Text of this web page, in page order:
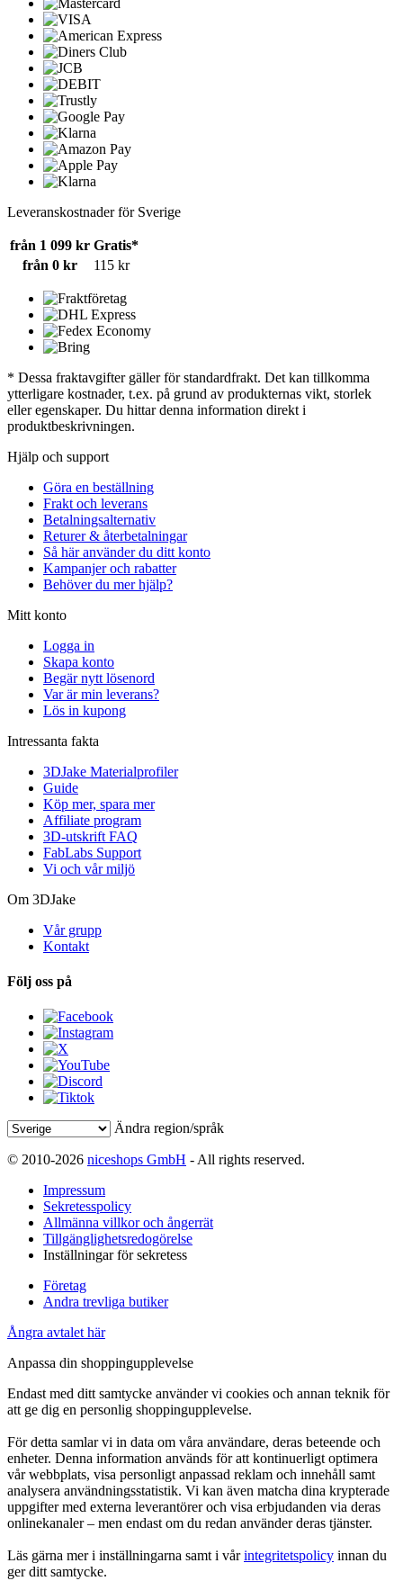
Leveranskostnader för Sverige
från 1 099 kr Gratis*
från 0 kr
115 kr
* Dessa fraktavgifter gäller för standardfrakt. Det kan tillkomma
ytterligare kostnader, t.ex. på grund av produkternas vikt, storlek
eller egenskaper. Du hittar denna information direkt i
produktbeskrivningen.
Hjälp och support
Göra en beställning
Frakt och leverans
Betalningsalternativ
Returer & återbetalningar
Så här använder du ditt konto
Kampanjer och rabatter
Behöver du mer hjälp?
Mitt konto
Logga in
Skapa konto
Begär nytt lösenord
Var är min leverans?
Lös in kupong
Intressanta fakta
3DJake Materialprofiler
Guide
Köp mer, spara mer
Affiliate program
3D-utskrift FAQ
FabLabs Support
Vi och vår miljö
Om 3DJake
Vår grupp
Kontakt
Följ oss på
Ändra region/språk
© 2010-2026 niceshops GmbH - All rights reserved.
Impressum
Sekretesspolicy
Allmänna villkor och ångerrät
Tillgänglighetsredogörelse
Inställningar för sekretess
Företag
Andra trevliga butiker
Ångra avtalet här
Anpassa din shoppingupplevelse
Endast med ditt samtycke använder vi cookies och annan teknik för
att ge dig en personlig shoppingupplevelse.
För detta samlar vi in data om våra användare, deras beteende och
enheter. Denna information används för att kontinuerligt optimera
vår webbplats, visa personligt anpassad reklam och innehåll samt
analysera användningsstatistik. Vi kan även matcha dina krypterade
uppgifter med externa leverantörer och visa erbjudanden via deras
onlinekanaler – men endast om du redan använder deras tjänster.
Läs gärna mer i inställningarna samt i vårintegritetspolicy innan du
ger ditt samtycke.